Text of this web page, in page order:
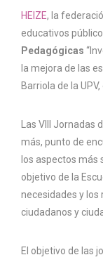
HEIZE, la
educativos
Pedagógicas
la mejora de las
Barriola de la
Las VIII Jornadas
más, punto de
los aspectos más
objetivo de la
necesidades y los
ciudadanos y
El objetivo de las